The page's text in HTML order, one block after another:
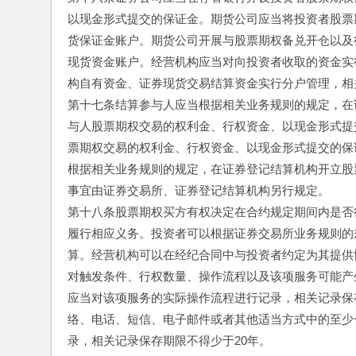
以现金形式提交的保证金。期货公司应当将投资者股
货保证金账户。期货公司开展与股票期权备兑开仓以
现货资金账户。经营机构应当对向投资者收取的资金
构自有资金、证券现货交易结算资金实行分户管理，
第十七条结算参与人应当根据相关业务规则的规定，
与人股票期权交易的权利金、行权资金、以现金形式
票期权交易的权利金、行权资金、以现金形式提交的
根据相关业务规则的规定，在证券登记结算机构开立
事宜由证券交易所、证券登记结算机构另行规定。
第十八条股票期权买方有权决定在合约规定期间内是
履行相应义务。投资者可以根据证券交易所业务规则
算。经营机构可以在经纪合同中与投资者约定为其提
对触发条件、行权数量、操作流程以及该项服务可能
应当对该项服务的实际操作流程进行记录，相关记录
络、电话、短信、电子邮件或者其他适当方式中的至
录，相关记录保存期限不得少于20年。